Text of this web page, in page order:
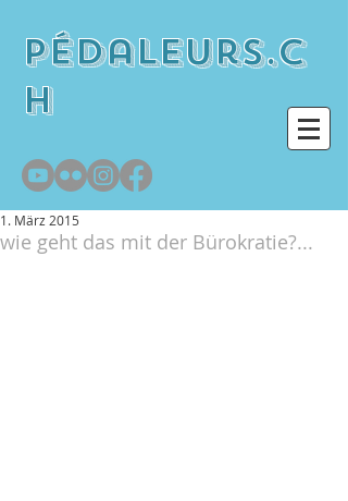
pédaleurs.c
h
wie geht das mit der Bürokratie?...
1. März 2015